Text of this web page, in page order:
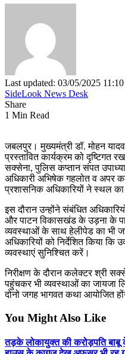
Last updated: 03/05/2025
SideLook News Desk
Share
1 Min Read
जबलपुर। मुख्‍यमंत्री डॉ. मोहन
प्रस्‍तावित कार्यक्रम को दृष्टिगत
सक्‍सेना, पुलिस कप्तान संपत
अधिकारी अभिषेक गहलोत व अपर
प्रशासनिक अधिकारियों ने स्‍थल का
इस दौरान उन्‍होंने संबंधित
और पाटन विकासखंड के उड़ना के
व्‍यवस्‍थाओं के साथ हेलीपेड का भी
अधिकारियों को निर्देशित किया
व्‍यवस्‍थाएं सुनिश्चित करें।
निरीक्षण के दौरान कलेक्‍टर श्री
पहुंचकर भी व्‍यवस्‍थाओं का जायजा
दोनो जगह भागवत कथा आयोजित
You Might Also Like
तड़के लोकायुक्त की करोड़पति बाबू